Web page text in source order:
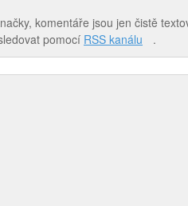
komentáře jsou jen čistě
pomocí RSS kanálu .